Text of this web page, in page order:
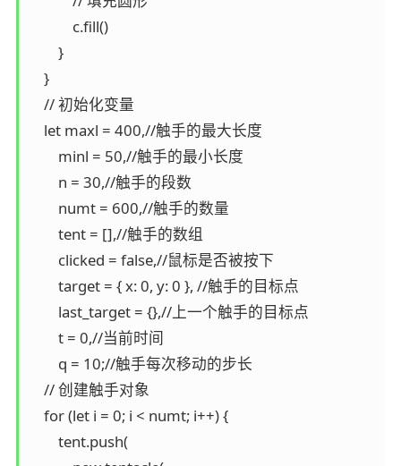
            c.fill()
        }
    }
    // 初始化变量
    let maxl = 400,//触手的最大长度
        minl = 50,//触手的最小长度
        n = 30,//触手的段数
        numt = 600,//触手的数量
        tent = [],//触手的数组
        clicked = false,//鼠标是否被按下
        target = { x: 0, y: 0 }, //触手的目标点
        last_target = {},//上一个触手的目标点
        t = 0,//当前时间
        q = 10;//触手每次移动的步长
    // 创建触手对象
    for (let i = 0; i < numt; i++) {
        tent.push(